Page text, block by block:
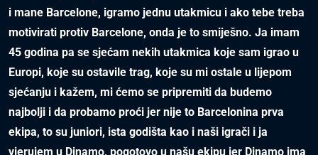
i mane Barcelone, igramo jednu utakmicu i ako tebe treba
motivirati protiv Barcelone, onda je to smiješno. Ja imam
45 godina pa se sjećam nekih utakmica koje sam igrao u
Europi, koje su ostavile trag, koje su mi ostale u lijepom
sjećanju i kažem, mi ćemo se pripremiti da budemo
najbolji i da probamo proći jer nije to Barcelonina prva
ekipa, to su juniori, ista godišta kao i naši igrači i ja
vjerujem u Dinamo, pogotovo u našu ekipu jer Dinamo ima